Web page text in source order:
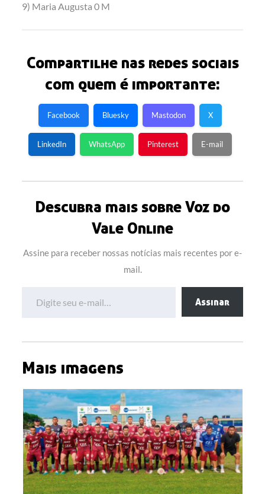
9) Maria Augusta 0 M
Compartilhe nas redes sociais
com quem é importante:
Facebook Bluesky Mastodon X
LinkedIn WhatsApp Pinterest E-mail
Descubra mais sobre Voz do
Vale Online
Assine para receber nossas notícias mais recentes por e-
mail.
Assinar
Mais imagens